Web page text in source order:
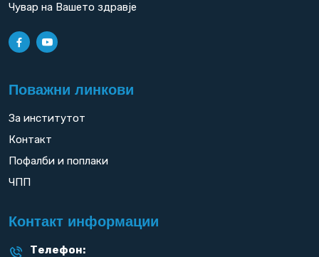
Чувар на Вашето здравје
Поважни линкови
За институтот
Контакт
Пофалби и поплаки
ЧПП
Контакт информации
Телефон: